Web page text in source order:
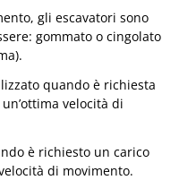
gli escavatori sono
gommato o cingolato
quando è richiesta
velocità di
è richiesto un carico
di movimento.